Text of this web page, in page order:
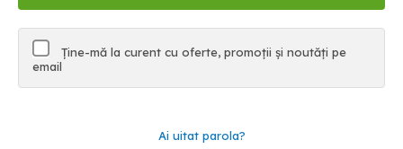
Ține-mă la curent cu oferte, promoții și noutăți pe
email
Ai uitat parola?